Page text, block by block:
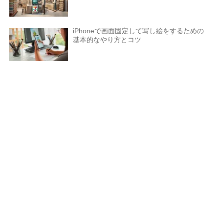
iPhoneで画面固定して写し絵をするための
基本的なやり方とコツ